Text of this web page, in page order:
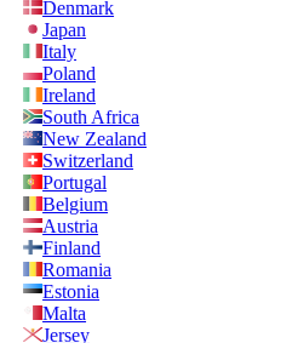
Denmark
Japan
Italy
Poland
Ireland
South Africa
New Zealand
Switzerland
Portugal
Belgium
Austria
Finland
Romania
Estonia
Malta
Jersey